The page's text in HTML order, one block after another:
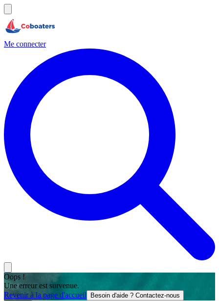
Me connecter
Oops !
Une erreur est survenue.
Revenir à la page d'accueil
Besoin d'aide ? Contactez-nous